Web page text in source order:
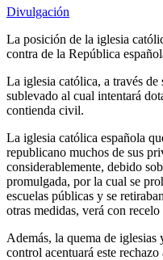
Divulgación
La posición de la iglesia
contra de la República
La iglesia católica, a través
sublevado al cual intentará
contienda civil.
La iglesia católica española
republicano muchos de sus
considerablemente, debido
promulgada, por la cual se
escuelas públicas y se
otras medidas, verá con
Además, la quema de iglesias
control acentuará este